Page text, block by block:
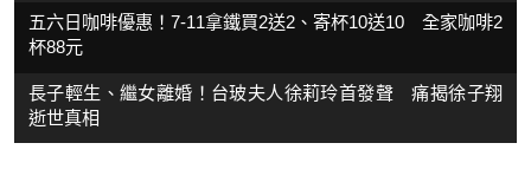
五六日咖啡優惠！7-11拿鐵買2送2、寄杯10送10 全家咖啡2
杯88元
長子輕生、繼女離婚！台玻夫人徐莉玲首發聲 痛揭徐子翔
逝世真相